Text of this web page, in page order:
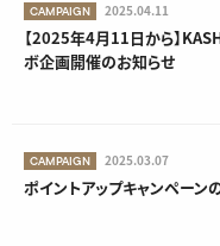
CAMPAIGN 2025.04.11
【2025年4月11日から】
ボ企画開催のお知らせ
CAMPAIGN 2025.03.07
ポイントアップキャンペーン